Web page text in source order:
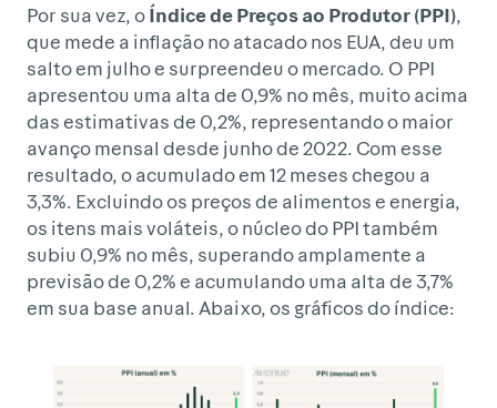
Por sua vez, oÍndice de Preços ao Produtor (PPI),
que mede a inflação no atacado nos EUA, deu um
salto em julho e surpreendeu o mercado. O PPI
apresentou uma alta de 0,9% no mês, muito acima
das estimativas de 0,2%, representando o maior
avanço mensal desde junho de 2022. Com esse
resultado, o acumulado em 12 meses chegou a
3,3%. Excluindo os preços de alimentos e energia,
os itens mais voláteis, o núcleo do PPI também
subiu 0,9% no mês, superando amplamente a
previsão de 0,2% e acumulando uma alta de 3,7%
em sua base anual. Abaixo, os gráficos do índice: